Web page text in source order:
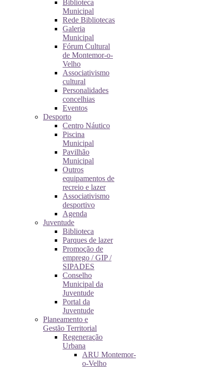
Biblioteca
Municipal
Rede Bibliotecas
Galeria
Municipal
Fórum Cultural
de Montemor-o-
Velho
Associativismo
cultural
Personalidades
concelhias
Eventos
Desporto
Centro Náutico
Piscina
Municipal
Pavilhão
Municipal
Outros
equipamentos de
recreio e lazer
Associativismo
desportivo
Agenda
Juventude
Biblioteca
Parques de lazer
Promoção de
emprego / GIP /
SIPADES
Conselho
Municipal da
Juventude
Portal da
Juventude
Planeamento e
Gestão Territorial
Regeneração
Urbana
ARU Montemor-
o-Velho